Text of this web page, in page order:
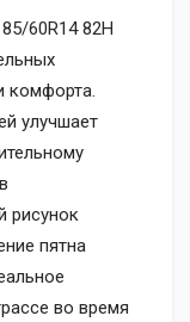
60R14 82H
комфорта.
улучшает
рисунок
пятна
во время